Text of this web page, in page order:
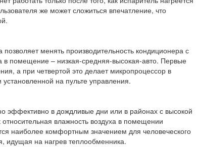
же может сложиться впечатление, что
менять производительность кондиционера с
помещение – низкая-средняя-высокая-авто. Первые
а при четвертой это делает микропроцессор в
на пульте управления.
эффективно в дождливые дни или в районах с высокой
влажность воздуха в помещении
наиболее комфортным значением для человеческого
идущая на нагрев теплообменника.